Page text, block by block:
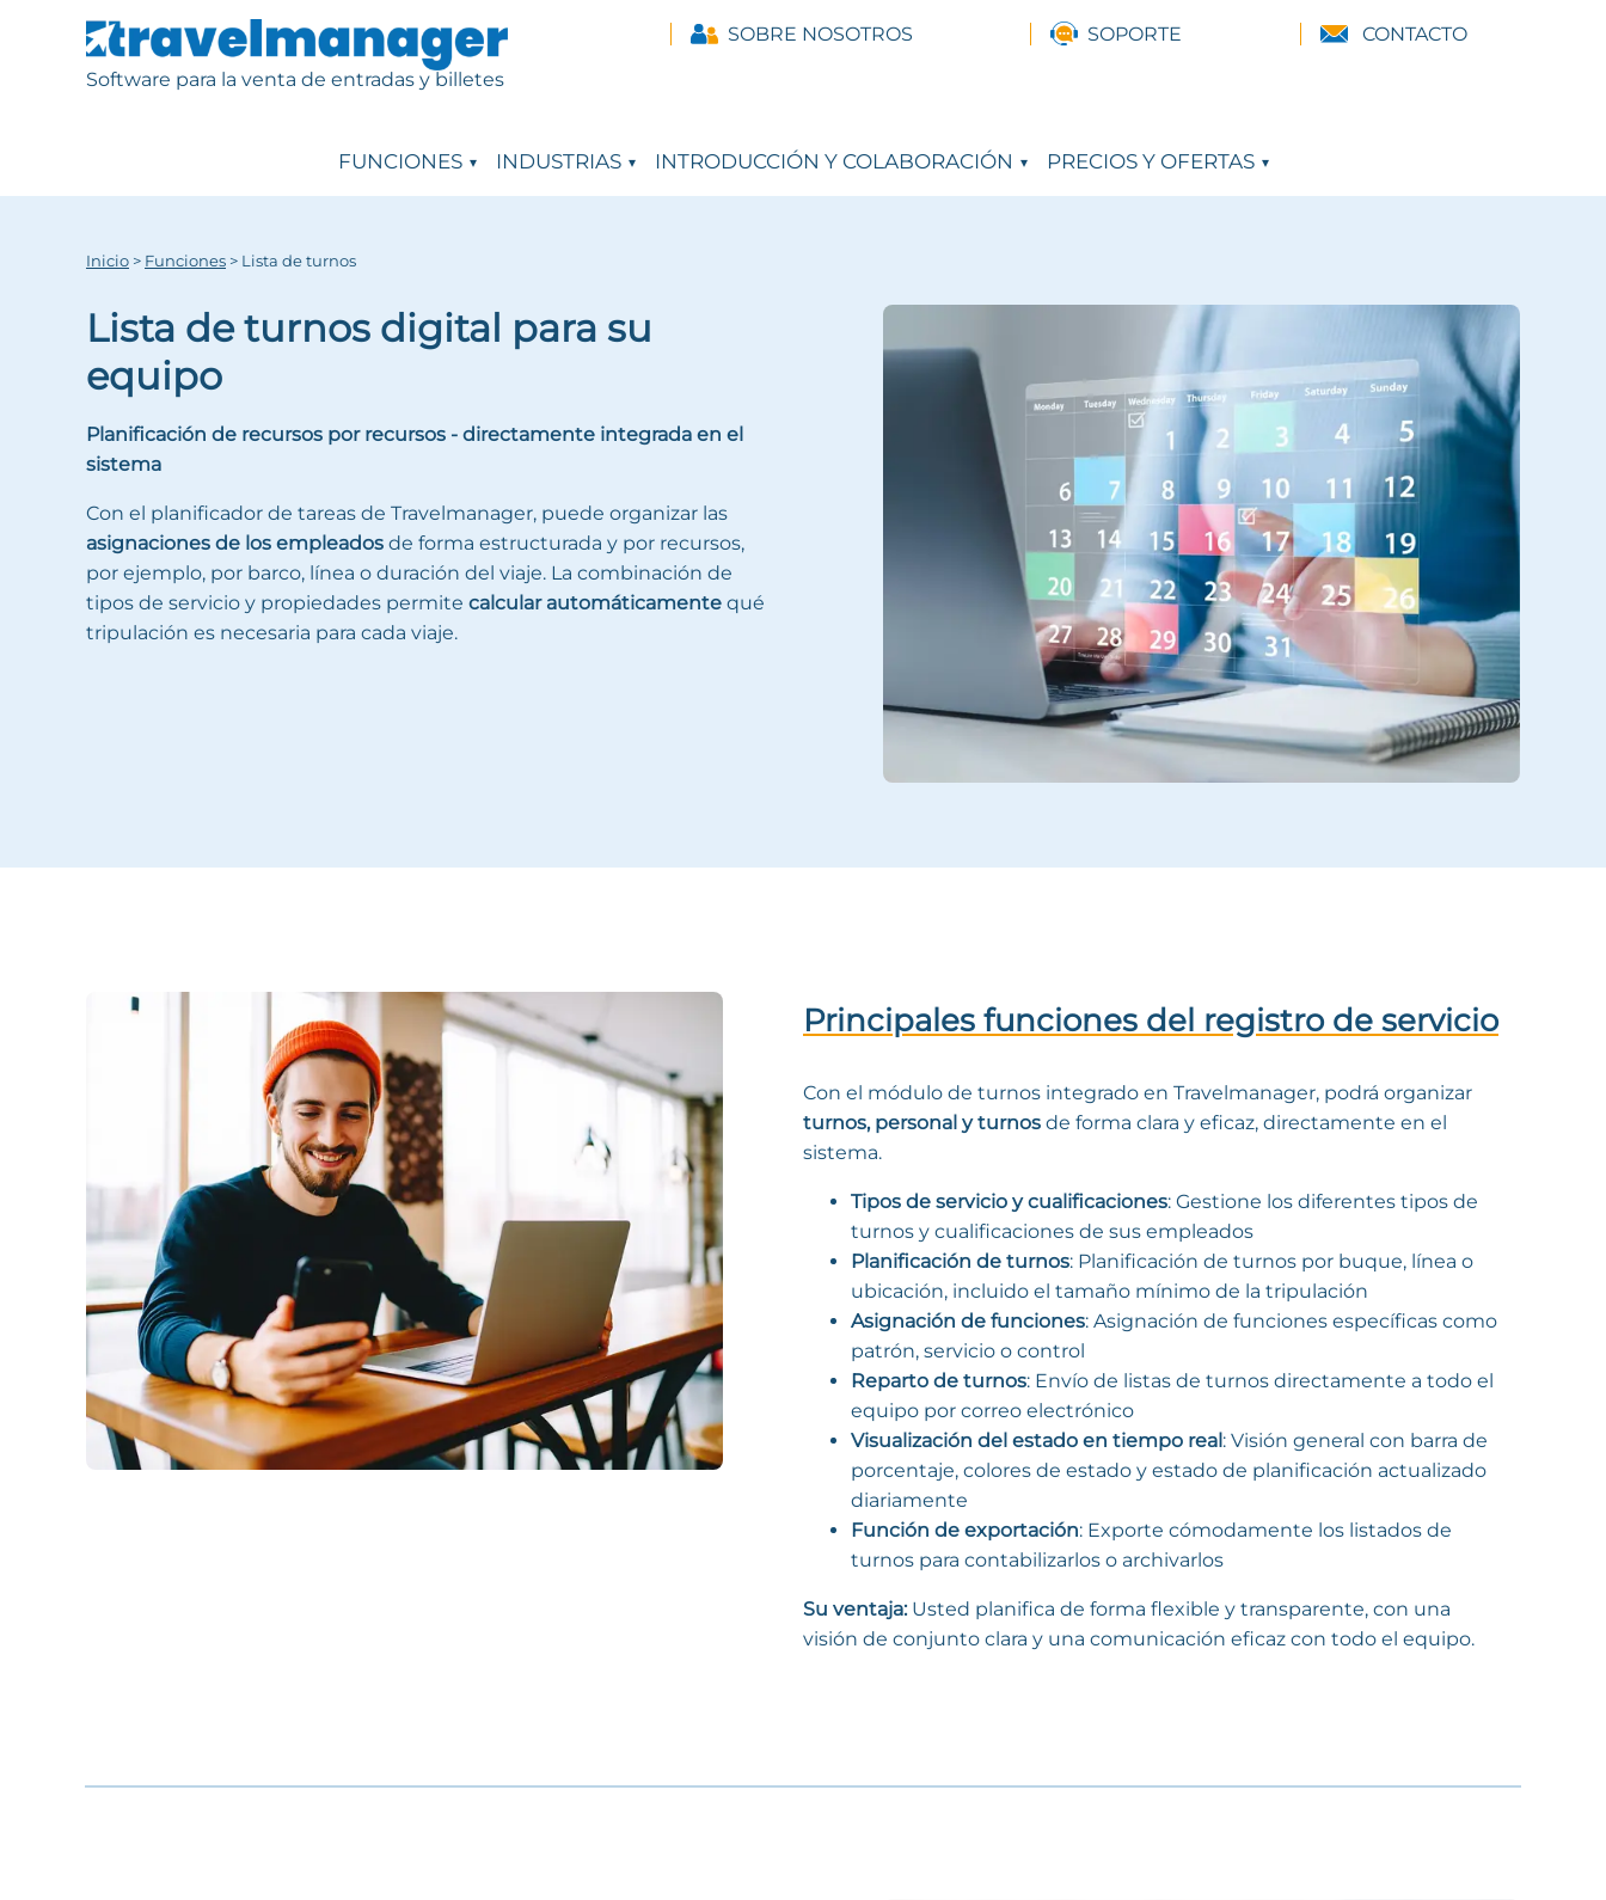
Software para la venta de entradas y billetes
SOBRE NOSOTROS SOPORTE CONTACTO
FUNCIONES INDUSTRIAS INTRODUCCIÓN Y COLABORACIÓN PRECIOS Y OFERTAS
Inicio > Funciones > Lista de turnos
Lista de turnos digital para su
equipo
Planificación de recursos por recursos - directamente integrada en el
sistema
Con el planificador de tareas de Travelmanager, puede organizar las
asignaciones de los empleados de forma estructurada y por recursos,
por ejemplo, por barco, línea o duración del viaje. La combinación de
tipos de servicio y propiedades permite calcular automáticamente qué
tripulación es necesaria para cada viaje.
Principales funciones del registro de servicio
Con el módulo de turnos integrado en Travelmanager, podrá organizar
turnos, personal y turnos de forma clara y eficaz, directamente en el
sistema.
Tipos de servicio y cualificaciones: Gestione los diferentes tipos de
turnos y cualificaciones de sus empleados
Planificación de turnos: Planificación de turnos por buque, línea o
ubicación, incluido el tamaño mínimo de la tripulación
Asignación de funciones: Asignación de funciones específicas como
patrón, servicio o control
Reparto de turnos: Envío de listas de turnos directamente a todo el
equipo por correo electrónico
Visualización del estado en tiempo real: Visión general con barra de
porcentaje, colores de estado y estado de planificación actualizado
diariamente
Función de exportación: Exporte cómodamente los listados de
turnos para contabilizarlos o archivarlos
Su ventaja:Usted planifica de forma flexible y transparente, con una
visión de conjunto clara y una comunicación eficaz con todo el equipo.